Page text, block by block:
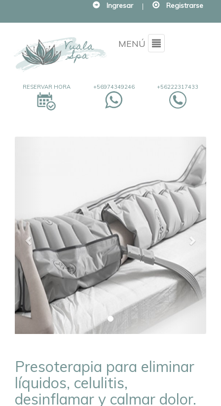
Ingresar | Registrarse
MENÚ Menu
+56222317433
+56974349246
RESERVAR HORA
Presoterapia para eliminar
líquidos, celulitis,
desinflamar y calmar dolor.